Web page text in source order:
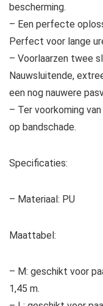
bescherming.
– Een perfecte
Perfect voor lange
– Voorlaarzen twee
Nauwsluitende,
een nog nauwere
– Ter voorkoming
op bandschade.
Specificaties:
– Materiaal: PU
Maattabel:
– M: geschikt voor
1,45 m.